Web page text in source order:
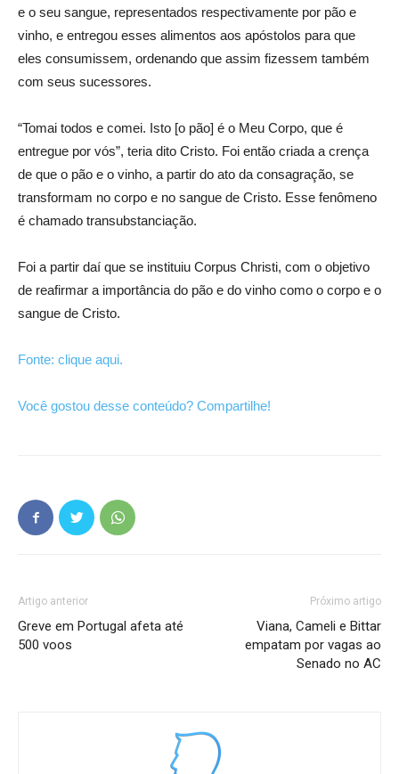
e o seu sangue, representados respectivamente por pão e
vinho, e entregou esses alimentos aos apóstolos para que
eles consumissem, ordenando que assim fizessem também
com seus sucessores.
“Tomai todos e comei. Isto [o pão] é o Meu Corpo, que é
entregue por vós”, teria dito Cristo. Foi então criada a crença
de que o pão e o vinho, a partir do ato da consagração, se
transformam no corpo e no sangue de Cristo. Esse fenômeno
é chamado transubstanciação.
Foi a partir daí que se instituiu Corpus Christi, com o objetivo
de reafirmar a importância do pão e do vinho como o corpo e o
sangue de Cristo.
Fonte: clique aqui.
Você gostou desse conteúdo? Compartilhe!
Artigo anterior
Greve em Portugal afeta até
500 voos
Próximo artigo
Viana, Cameli e Bittar
empatam por vagas ao
Senado no AC